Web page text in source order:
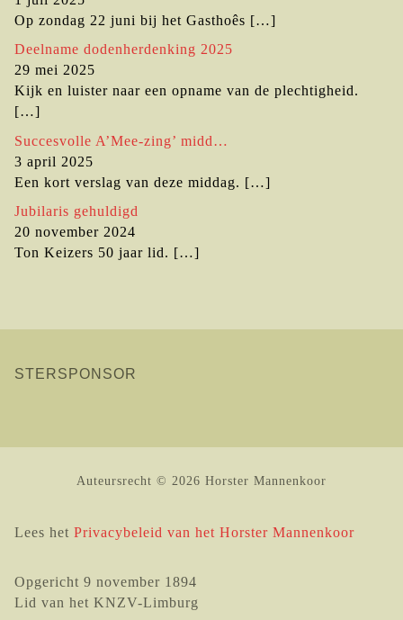
Op zondag 22 juni bij het Gasthoês […]
Deelname dodenherdenking 2025
29 mei 2025
Kijk en luister naar een opname van de plechtigheid.
[…]
Succesvolle A’Mee-zing’ midd…
3 april 2025
Een kort verslag van deze middag. […]
Jubilaris gehuldigd
20 november 2024
Ton Keizers 50 jaar lid. […]
STERSPONSOR
Auteursrecht © 2026 Horster Mannenkoor
Lees het Privacybeleid van het Horster Mannenkoor
Opgericht 9 november 1894
Lid van het KNZV-Limburg